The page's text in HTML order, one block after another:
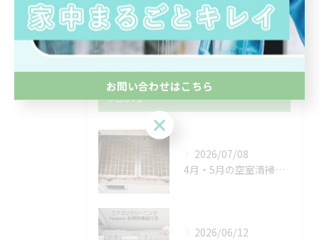
浴室
最近の投稿
POSTS
2026/07/08
4月・5月の空室清掃ラッシュがようやく落ち着いたと思ったら、...
2026/06/12
お問い合わせはこちら
お問い合わせはこちら